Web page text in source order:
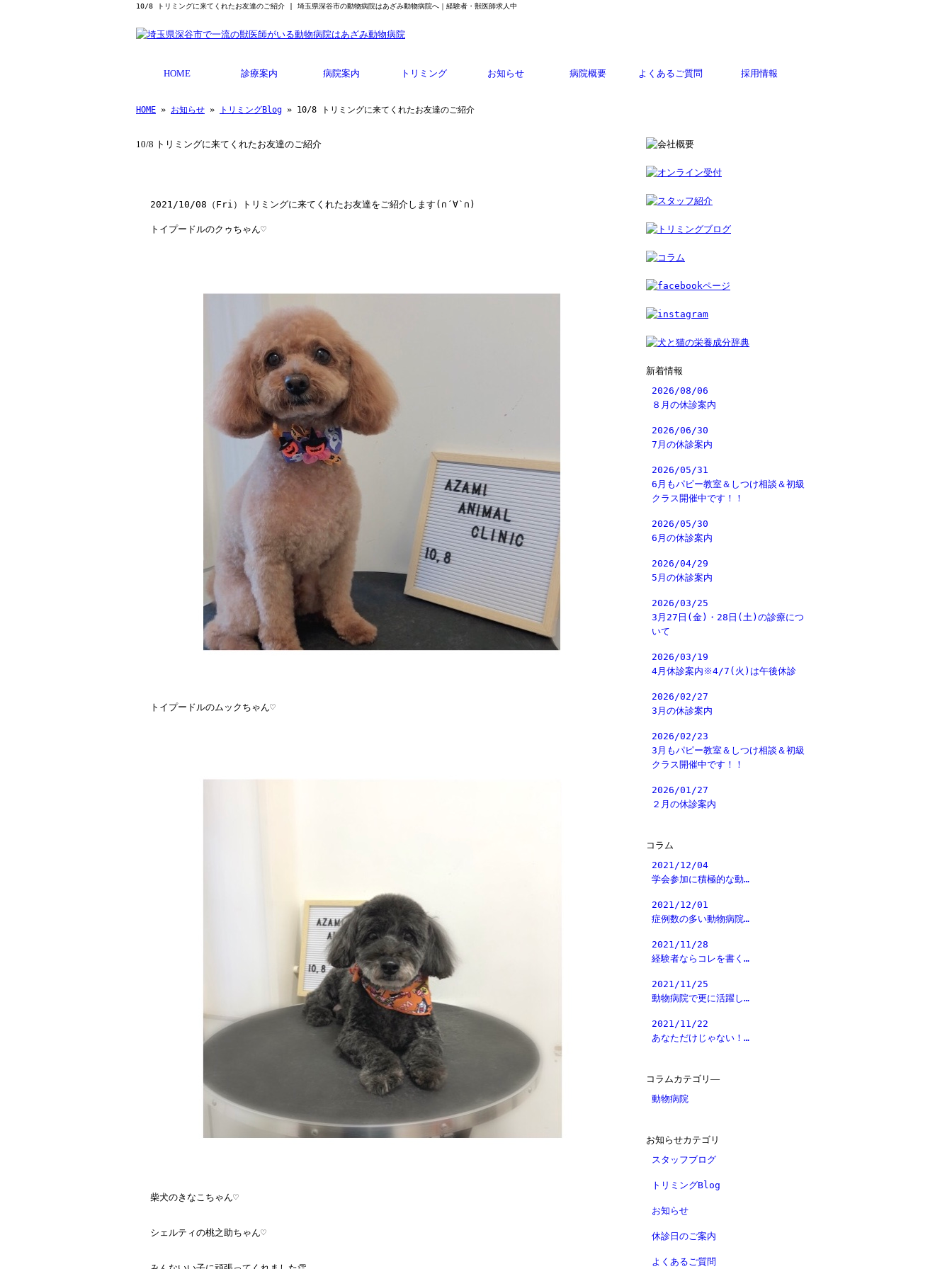
10/8 トリミングに来てくれたお友達のご紹介 | 埼玉県深谷市の動物病院はあざみ動物病院へ｜経験者・獣医師求人中
HOME 診療案内 病院案内 トリミング お知らせ 病院概要 よくあるご質問 採用情報
HOME » お知らせ » トリミングBlog » 10/8 トリミングに来てくれたお友達のご紹介
10/8 トリミングに来てくれたお友達のご紹介
2021/10/08 （ Fri ）トリミングに来てくれたお友達をご紹介します ( ∩ ´∀` ∩ )
トイプードルのクゥちゃん♡
トイプードルのムックちゃん♡
柴犬のきなこちゃん♡
シェルティの桃之助ちゃん♡
新着情報
2026/08/06
８月の休診案内
2026/06/30
7月の休診案内
2026/05/31
6月もパピー教室＆しつけ相談＆初級
クラス開催中です！！
2026/05/30
6月の休診案内
2026/04/29
5月の休診案内
2026/03/25
3月27日(金)・28日(土)の診療につ
いて
2026/03/19
4月休診案内※4/7(火)は午後休診
2026/02/27
3月の休診案内
2026/02/23
3月もパピー教室＆しつけ相談＆初級
クラス開催中です！！
2026/01/27
２月の休診案内
コラム
2021/12/04
学会参加に積極的な動…
2021/12/01
症例数の多い動物病院…
2021/11/28
経験者ならコレを書く…
2021/11/25
動物病院で更に活躍し…
2021/11/22
あなただけじゃない！…
コラムカテゴリ―
動物病院
お知らせカテゴリ
スタッフブログ
トリミングBlog
お知らせ
休診日のご案内
よくあるご質問